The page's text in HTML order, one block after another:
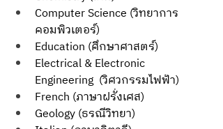
Computer Science (วิทยาการ
คอมพิวเตอร์)
Education (ศึกษาศาสตร์)
Electrical & Electronic
Engineering  (วิศวกรรมไฟฟ้า)
French (ภาษาฝรั่งเศส)
Geology (ธรณีวิทยา)